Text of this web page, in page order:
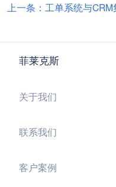
上一条：工单系统与
菲莱克斯
关于我们
联系我们
客户案例